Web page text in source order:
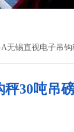
A无锡直视电子吊
秤30吨吊